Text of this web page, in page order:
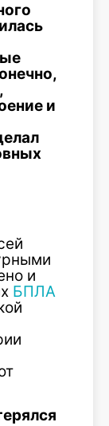
и
и
БПЛА